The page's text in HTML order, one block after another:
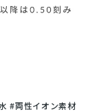
#両性イオン素材